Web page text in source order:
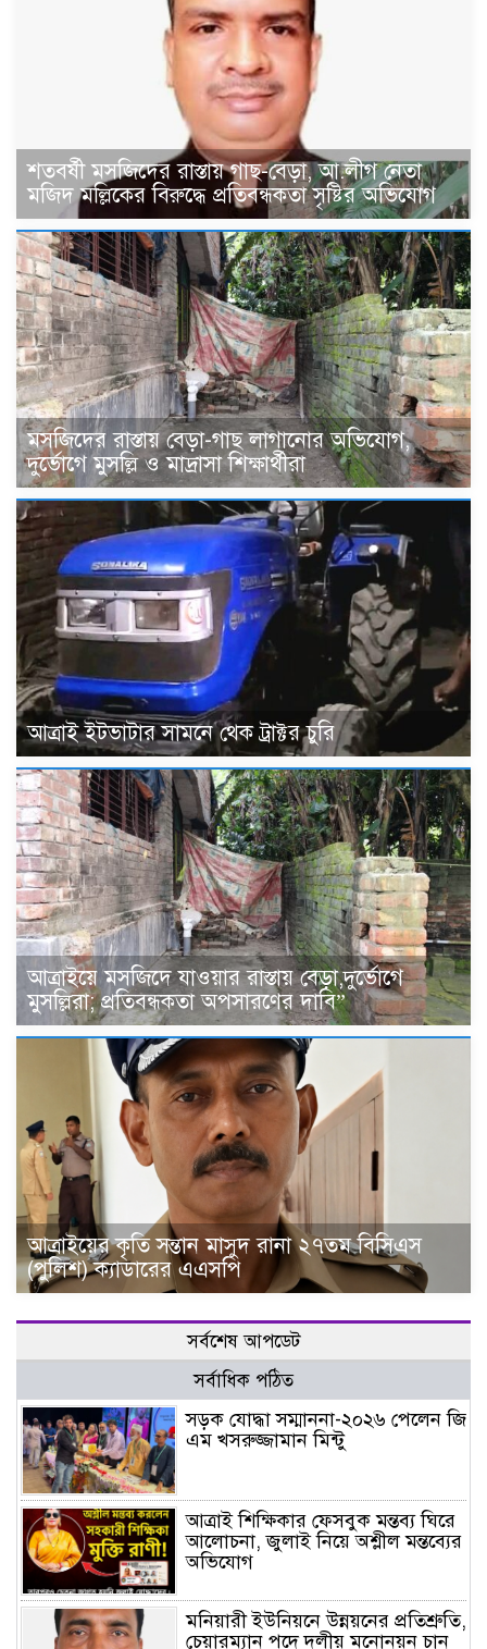
শতবর্ষী মসজিদের রাস্তায় গাছ-বেড়া, আ.লীগ নেতা
মজিদ মল্লিকের বিরুদ্ধে প্রতিবন্ধকতা সৃষ্টির অভিযোগ
মসজিদের রাস্তায় বেড়া-গাছ লাগানোর অভিযোগ,
দুর্ভোগে মুসল্লি ও মাদ্রাসা শিক্ষার্থীরা
আত্রাই ইটভাটার সামনে থেক ট্রাক্টর চুরি
আত্রাইয়ে মসজিদে যাওয়ার রাস্তায় বেড়া,দুর্ভোগে
মুসল্লিরা; প্রতিবন্ধকতা অপসারণের দাবি”
আত্রাইয়ের কৃতি সন্তান মাসুদ রানা ২৭তম বিসিএস
(পুলিশ) ক্যাডারের এএসপি
সর্বশেষ আপডেট
সর্বাধিক পঠিত
সড়ক যোদ্ধা সম্মাননা-২০২৬ পেলেন জি
এম খসরুজ্জামান মিন্টু
আত্রাই শিক্ষিকার ফেসবুক মন্তব্য ঘিরে
আলোচনা, জুলাই নিয়ে অশ্লীল মন্তব্যের
অভিযোগ
মনিয়ারী ইউনিয়নে উন্নয়নের প্রতিশ্রুতি,
চেয়ারম্যান পদে দলীয় মনোনয়ন চান